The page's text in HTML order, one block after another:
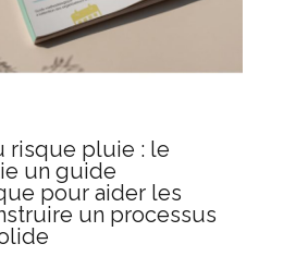
risque pluie : le
un guide
pour aider les
un processus